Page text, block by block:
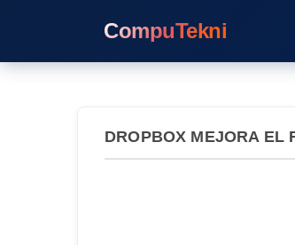
CompuTekni
DROPBOX MEJORA EL